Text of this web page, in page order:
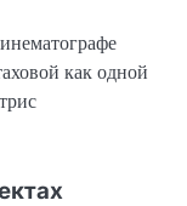
как одной